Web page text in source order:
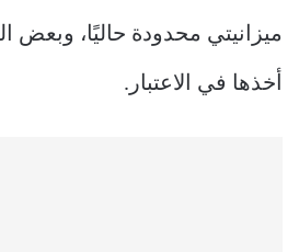
ميزانيتي محدودة حاليًا، وبعض
أخذها في الاعتبار.